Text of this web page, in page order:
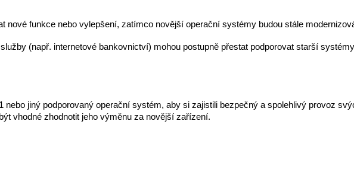
nové funkce nebo vylepšení, zatímco novější operační systémy budou stále
(např. internetové bankovnictví) mohou postupně přestat podporovat starší
nebo jiný podporovaný operační systém, aby si zajistili bezpečný a spolehlivý provoz
vhodné zhodnotit jeho výměnu za novější zařízení.